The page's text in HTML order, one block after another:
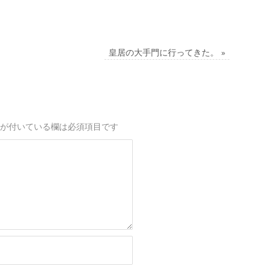
皇居の大手門に行ってきた。 »
が付いている欄は必須項目です